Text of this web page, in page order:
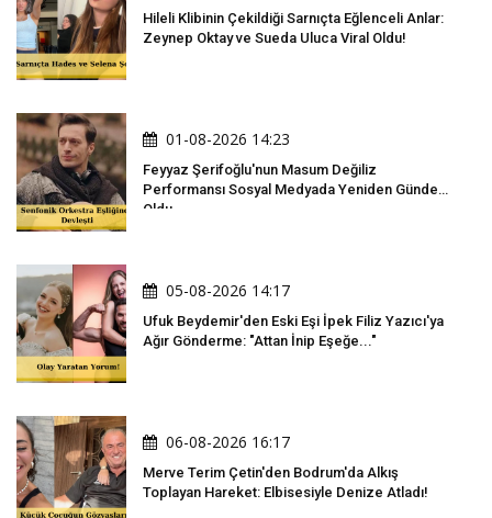
Hileli Klibinin Çekildiği Sarnıçta Eğlenceli Anlar:
Zeynep Oktay ve Sueda Uluca Viral Oldu!
01-08-2026 14:23
Feyyaz Şerifoğlu'nun Masum Değiliz
Performansı Sosyal Medyada Yeniden Gündem
Oldu
05-08-2026 14:17
Ufuk Beydemir'den Eski Eşi İpek Filiz Yazıcı'ya
Ağır Gönderme: "Attan İnip Eşeğe..."
06-08-2026 16:17
Merve Terim Çetin'den Bodrum'da Alkış
Toplayan Hareket: Elbisesiyle Denize Atladı!